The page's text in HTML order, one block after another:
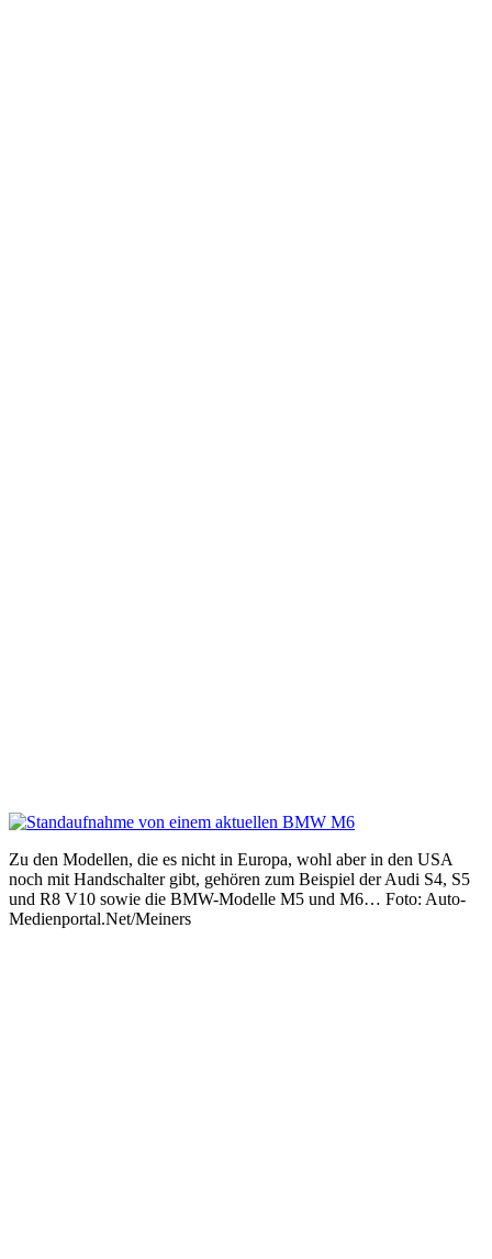
Zu den Modellen, die es nicht in Europa, wohl aber in den USA
noch mit Handschalter gibt, gehören zum Beispiel der Audi S4, S5
und R8 V10 sowie die BMW-Modelle M5 und M6… Foto: Auto-
Medienportal.Net/Meiners